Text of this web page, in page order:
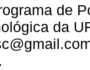
de
da